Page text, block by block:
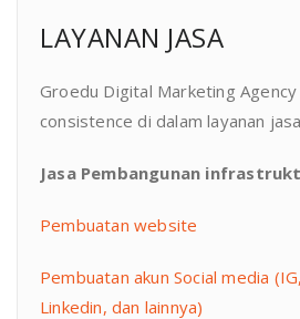
LAYANAN JASA
Groedu Digital Marketing Agency
consistence di dalam layanan
Jasa Pembangunan
Pembuatan website
Pembuatan akun Social media
Linkedin, dan lainnya)